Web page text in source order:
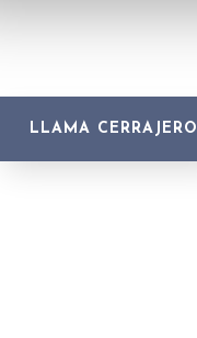
LLAMA CERRAJERO